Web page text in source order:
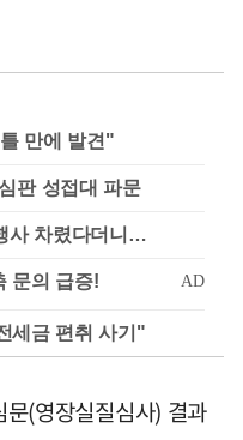
만에 발견"
판 성접대 파문
사 차렸다더니…
세금 편취 사기"
(영장실질심사) 결과